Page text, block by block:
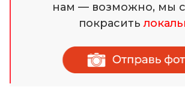
нам — возможно, мы
покрасить